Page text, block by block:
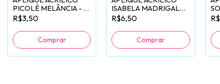
PICOLÉ MELÂNCIA - 2
UNIDADES
R$3,50
ISABELA MADRIGAL
ENCANTO - UNIDADE
R$6,50